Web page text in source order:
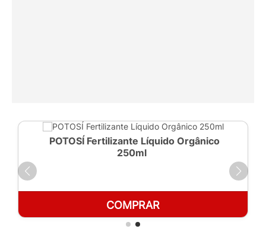
POTOSÍ Fertilizante Líquido Orgânico
250ml
COMPRAR